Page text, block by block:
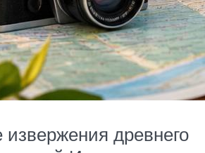
извержения древнего